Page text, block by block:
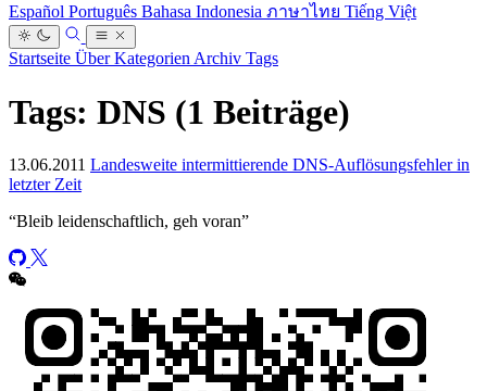
Español Português Bahasa Indonesia ภาษาไทย Tiếng Việt
Startseite ÜberKategorien Archiv Tags
Tags: DNS (1 Beiträge)
13.06.2011 Landesweite intermittierende DNS-Auflösungsfehler in
letzter Zeit
“Bleib leidenschaftlich, geh voran”